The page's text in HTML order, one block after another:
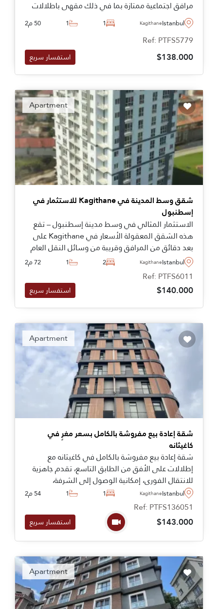
مرافق اجتماعية ممتازة بما في ذلك مقهى باطلالات
بانورامية على أفق المدينة الساحرة.
Istanbul
Kagithane
1
1 50 م2
Ref: PTFS5779
$138.000 استفسار سريع
Apartment
شقق وسط المدينة في Kagithane للاستثمار في
إسطنبول
الاستثمار المثالي في وسط مدينة إسطنبول – تقع
هذه الشقق المعقولة الأسعار في Kagithane على
بعد دقائق من المرافق وقريبة من وسائل النقل العام
للتنقل اليومي.
Istanbul
Kagithane
2
1 72 م2
Ref: PTFS6011
$140.000 استفسار سريع
Apartment
شقة إعادة بيع مفروشة بالكامل بسعر مغرٍ في
كاغيثانه
شقة إعادة بيع مفروشة بالكامل في كاغيثانه مع
إطلالات على الأفق من الطابق التاسع، تقدم جاهزية
للانتقال الفوري، إمكانية الوصول إلى الشرفة،
واتصالات نقل ممتازة بالقرب من المتروباص والمرافق
اليومية.
Istanbul
Kagithane
1
1 54 م2
Ref: PTFS136051
$143.000 استفسار سريع
Apartment